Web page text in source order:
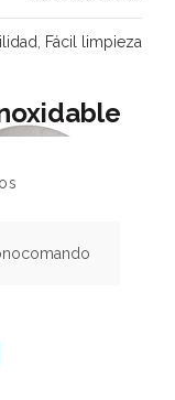
Fácil limpieza